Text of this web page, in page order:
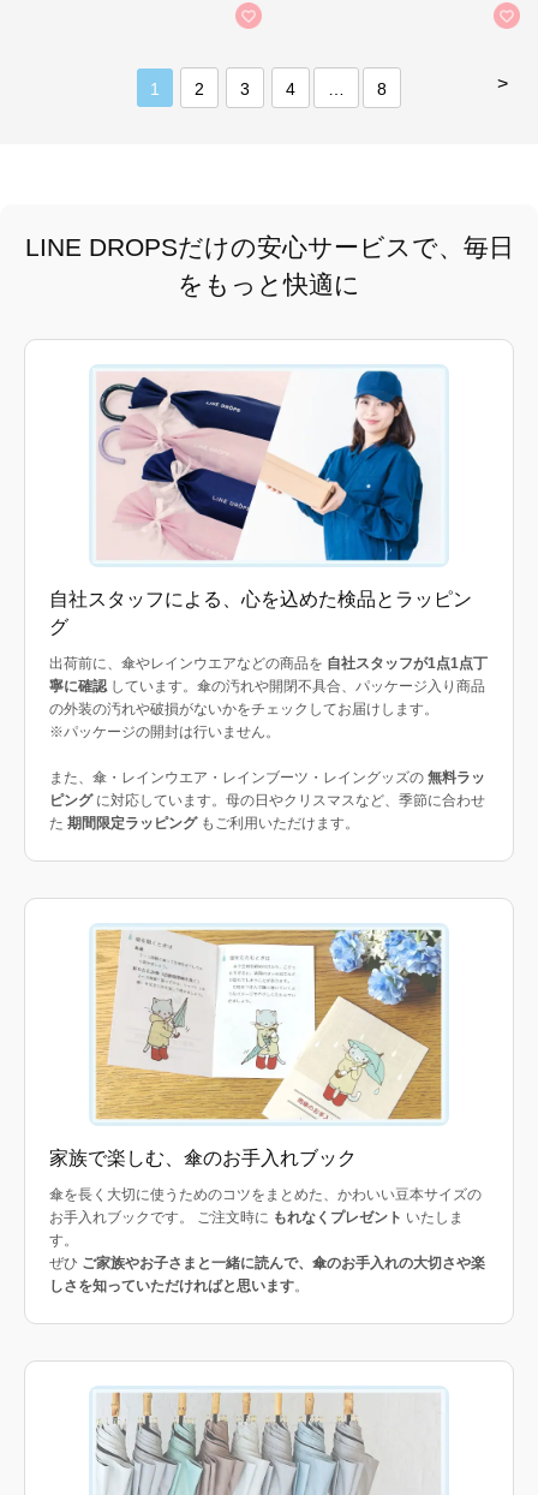
>
1 2 3 4 8
LINE DROPSだけの安心サービスで、毎日
をもっと快適に
自社スタッフによる、心を込めた検品とラッピン
グ
出荷前に、傘やレインウエアなどの商品を 自社スタッフが1点1点丁
寧に確認しています。傘の汚れや開閉不具合、パッケージ入り商品
の外装の汚れや破損がないかをチェックしてお届けします。
※パッケージの開封は行いません。
また、傘・レインウエア・レインブーツ・レイングッズの 無料ラッ
ピングに対応しています。母の日やクリスマスなど、季節に合わせ
た 期間限定ラッピングもご利用いただけます。
家族で楽しむ、傘のお手入れブック
傘を長く大切に使うためのコツをまとめた、かわいい豆本サイズの
お手入れブックです。 ご注文時に もれなくプレゼント いたしま
す。
ぜひ ご家族やお子さまと一緒に読んで、傘のお手入れの大切さや楽
しさを知っていただければと思います。